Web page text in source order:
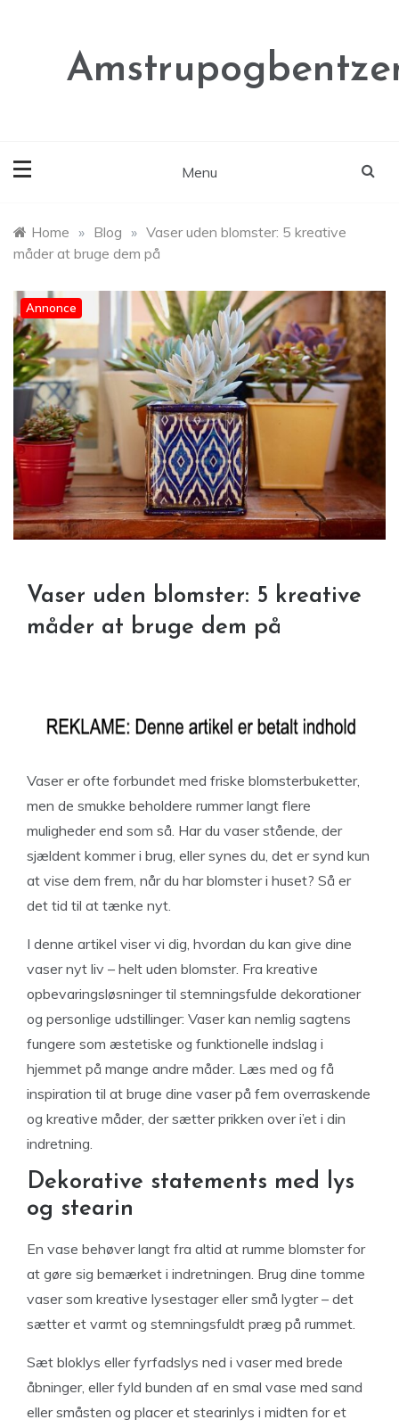
Menu
Home » Blog » Vaser uden blomster: 5 kreative
måder at bruge dem på
Annonce
Vaser uden blomster: 5 kreative
måder at bruge dem på
Vaser er ofte forbundet med friske blomsterbuketter,
men de smukke beholdere rummer langt flere
muligheder end som så. Har du vaser stående, der
sjældent kommer i brug, eller synes du, det er synd kun
at vise dem frem, når du har blomster i huset? Så er
det tid til at tænke nyt.
I denne artikel viser vi dig, hvordan du kan give dine
vaser nyt liv – helt uden blomster. Fra kreative
opbevaringsløsninger til stemningsfulde dekorationer
og personlige udstillinger: Vaser kan nemlig sagtens
fungere som æstetiske og funktionelle indslag i
hjemmet på mange andre måder. Læs med og få
inspiration til at bruge dine vaser på fem overraskende
og kreative måder, der sætter prikken over i’et i din
indretning.
Dekorative statements med lys
og stearin
En vase behøver langt fra altid at rumme blomster for
at gøre sig bemærket i indretningen. Brug dine tomme
vaser som kreative lysestager eller små lygter – det
sætter et varmt og stemningsfuldt præg på rummet.
Sæt bloklys eller fyrfadslys ned i vaser med brede
åbninger, eller fyld bunden af en smal vase med sand
eller småsten og placer et stearinlys i midten for et